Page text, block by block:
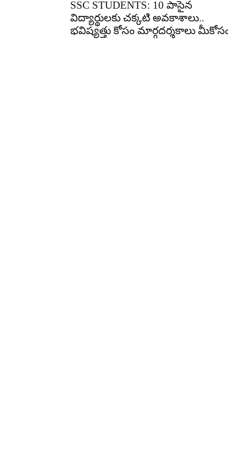
SSC STUDENTS: 10 పాసైన
విద్యార్థులకు చక్కటి అవకాశాలు..
భవిష్యత్తు కోసం మార్గదర్శకాలు